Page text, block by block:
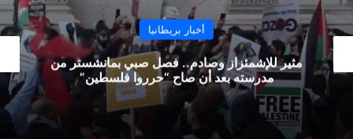
أخبار بريطانيا
بريطانيا تجرم فحص العذرية بعد تحقيق صحفي